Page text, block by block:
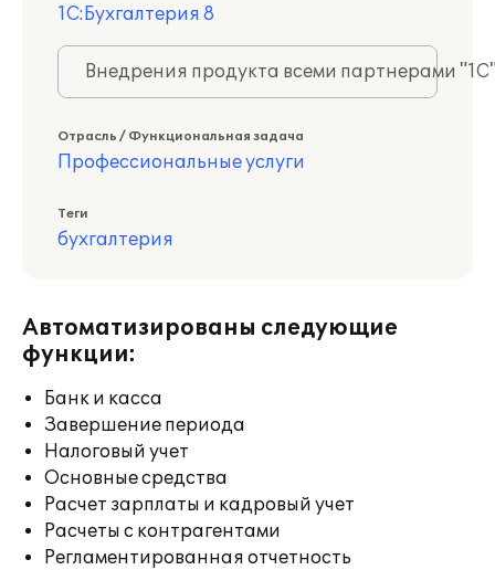
1С:Бухгалтерия 8
Внедрения продукта всеми партнерами
Отрасль / Функциональная задача
Профессиональные услуги
Теги
бухгалтерия
Автоматизированы следующие
функции:
Банк и касса
Завершение периода
Налоговый учет
Основные средства
Расчет зарплаты и кадровый учет
Расчеты с контрагентами
Регламентированная отчетность